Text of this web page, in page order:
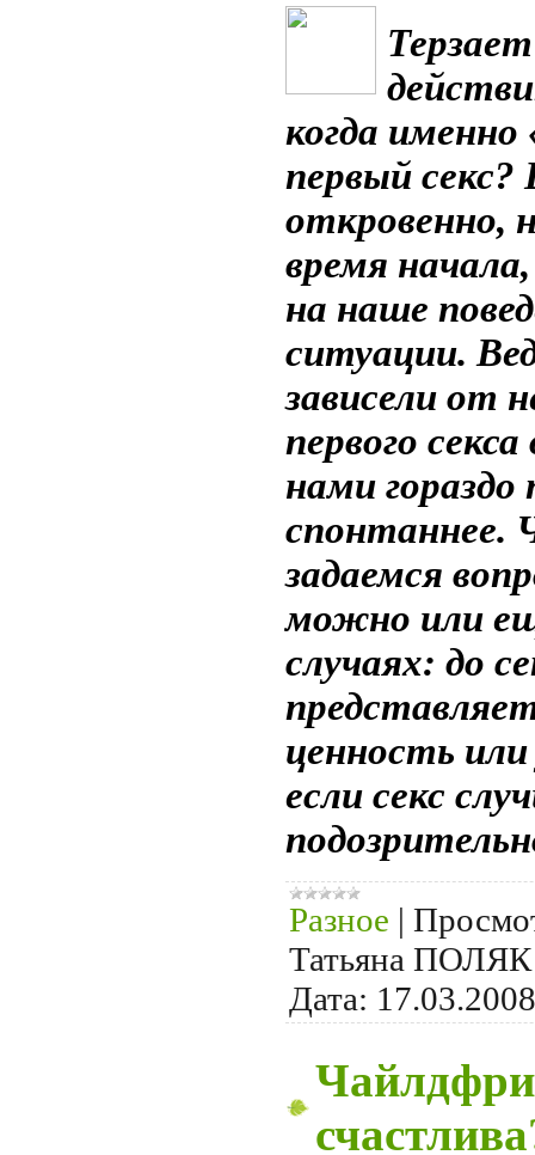
когда именно
первый секс?
откровенно,
время
на наше
ситуации.
зависели от
первого
нами
спонтаннее.
задаемся
можно или
случаях: до
ценность
если секс
Разное |
Татьяна ПОЛЯК
Дата: 17.03.2008